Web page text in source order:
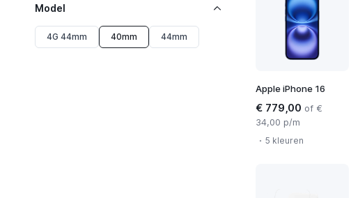
Model
4G 44mm 40mm 44mm
Apple iPhone 16
€ 779,00 of €
34,00 p/m
5 kleuren